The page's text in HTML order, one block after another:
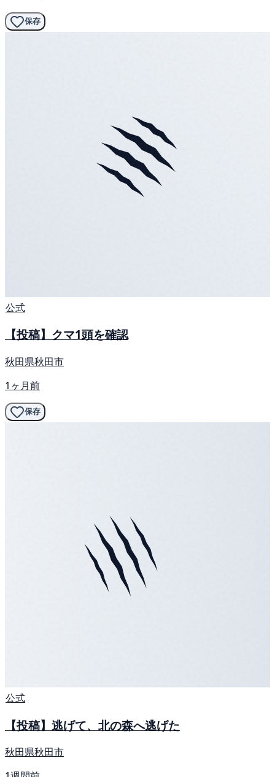
保存
公式
【投稿】クマ1頭を確認
秋田県秋田市
1ヶ月前
保存
公式
【投稿】逃げて、北の森へ逃げた
秋田県秋田市